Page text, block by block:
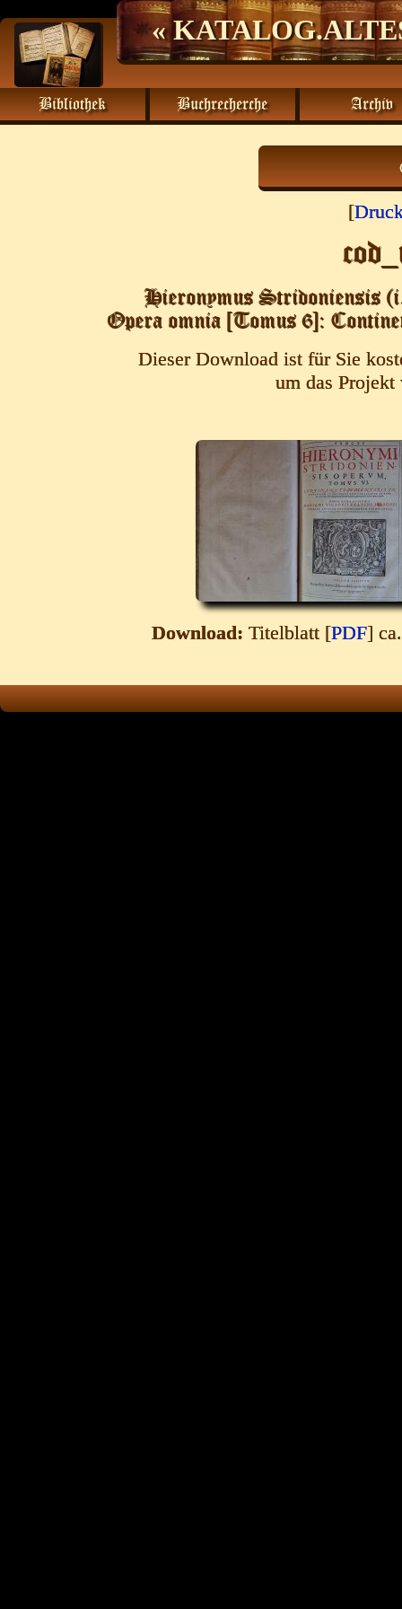
«
Bibliothek Buchrecherche Archiv
[
Hieronymus Stridoniensis
Opera omnia [Tomus 6]:
Dieser Download ist für Sie
um das
Download: Titelblatt [PDF]